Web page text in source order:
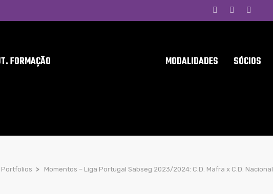
FORMAÇÃO MODALIDADES SÓCIOS
Portfolios > Momentos – Liga Portugal Sabseg 2023/2024: C.D. Mafra x C.D. Nacional